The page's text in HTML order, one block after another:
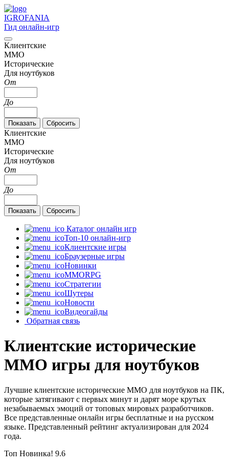
IGROFANIA
Гид онлайн-игр
Клиентские
MMO
Исторические
Для ноутбуков
От
До
Клиентские
MMO
Исторические
Для ноутбуков
От
До
Каталог онлайн игр
Топ-10 онлайн-игр
Клиентские игры
Браузерные игры
Новинки
MMORPG
Стратегии
Шутеры
Новости
Видеогайды
Обратная связь
Клиентские исторические
MMO игры для ноутбуков
Лучшие клиентские исторические MMO для ноутбуков на ПК,
которые затягивают с первых минут и дарят море крутых
незабываемых эмоций от топовых мировых разработчиков.
Все представленные онлайн игры бесплатные и на русском
языке. Представленный рейтинг актуализирован для 2024
года.
Топ Новинка! 9.6